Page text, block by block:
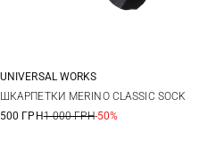
M L
UNIVERSAL WORKS
ШКАРПЕТКИ MERINO CLASSIC SOCK
500 ГРН1 000 ГРН-50%